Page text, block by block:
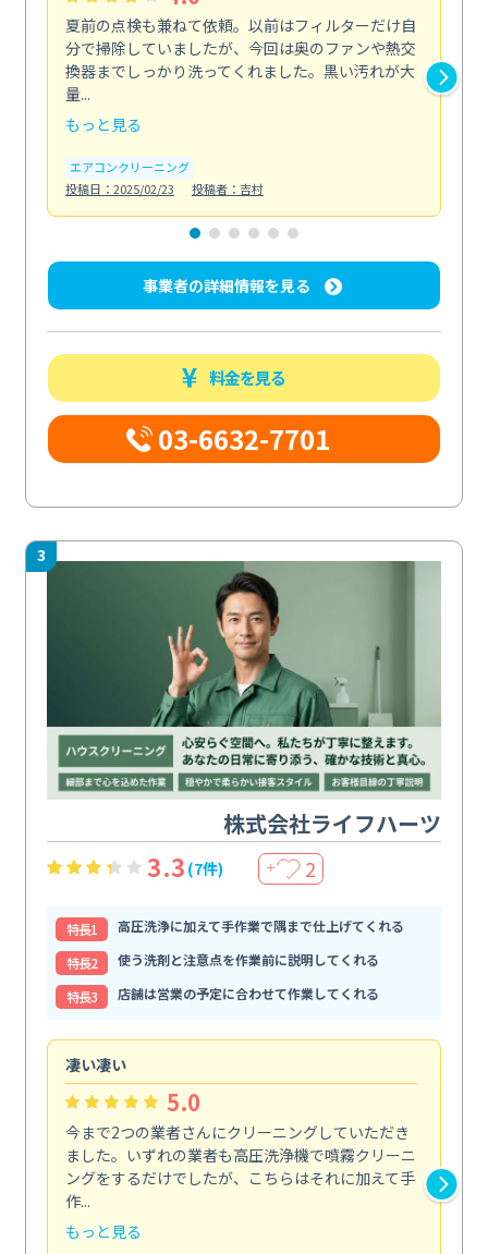
夏前の点検も兼ねて依頼。以前はフィルターだけ自
分で掃除していましたが、今回は奥のファンや熱交
換器までしっかり洗ってくれました。黒い汚れが大
量...
もっと見る
エアコンクリーニング
投稿日：2025/02/23
投稿者：吉村
事業者の詳細情報を見る
料金を見る
03-6632-7701
3
株式会社ライフハーツ
3.3 (7件) ＋ 2
特⻑1
高圧洗浄に加えて手作業で隅まで仕上げてくれる
特⻑2
使う洗剤と注意点を作業前に説明してくれる
特⻑3
店舗は営業の予定に合わせて作業してくれる
凄い凄い
5.0
今まで2つの業者さんにクリーニングしていただき
ました。いずれの業者も高圧洗浄機で噴霧クリーニ
ングをするだけでしたが、こちらはそれに加えて手
作...
もっと見る